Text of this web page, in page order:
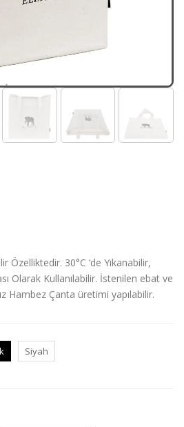
Özelliktedir. 30°C ‘de Yıkanabilir,
Olarak Kullanılabilir. İstenilen ebat ve
Hambez Çanta üretimi yapılabilir.
Siyah